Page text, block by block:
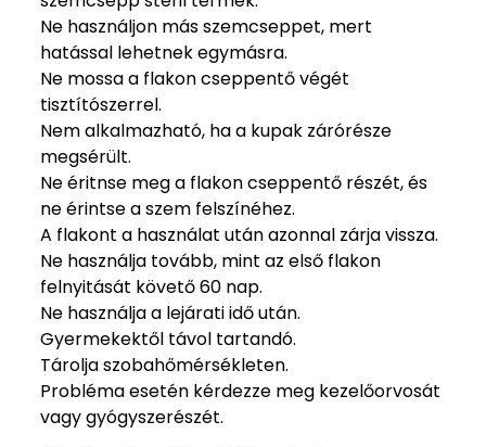
Ne használjon más szemcseppet, mert
hatással lehetnek egymásra.
Ne mossa a flakon cseppentő végét
tisztítószerrel.
Nem alkalmazható, ha a kupak zárórésze
megsérült.
Ne éritnse meg a flakon cseppentő részét, és
ne érintse a szem felszínéhez.
A flakont a használat után azonnal zárja vissza.
Ne használja tovább, mint az első flakon
felnyitását követő 60 nap.
Ne használja a lejárati idő után.
Gyermekektől távol tartandó.
Tárolja szobahőmérsékleten.
Probléma esetén kérdezze meg kezelőorvosát
vagy gyógyszerészét.